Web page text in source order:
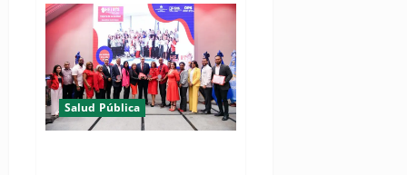
tiene
nueva
Junta
Directiva
Nacional
2025–
2027
Salud Pública